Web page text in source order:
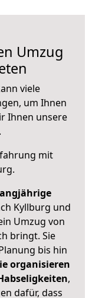
Umzug
viele
um Ihnen
Ihnen unsere
mit
.
Kyllburg und
Umzug von
bringt. Sie
bis hin
organisieren
,
dafür, dass